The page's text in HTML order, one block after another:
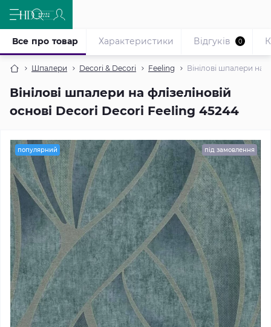
Шпалери Decori & Decori Feeling Вінілові шпалери на
Вінілові шпалери на флізеліновій
основі Decori Decori Feeling 45244
Все про товар Характеристики Відгуків 0
популярний під замовлення